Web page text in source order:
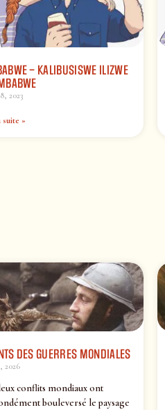
– KALIBUSISWE ILIZWE
2023
suite »
DES GUERRES MONDIALES
2026
conflits mondiaux ont
bouleversé le paysage